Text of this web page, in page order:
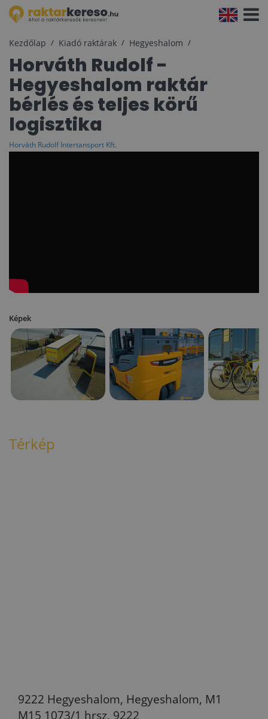
Kezdőlap Kiadó raktárak Hegyeshalom
Horváth Rudolf -
Hegyeshalom raktár
bérlés és teljes körű
logisztika
Horváth Rudolf Intertansport Kft.
Képek
Térkép
9222 Hegyeshalom, Hegyeshalom, M1
M15 1073/1 hrsz, 9222